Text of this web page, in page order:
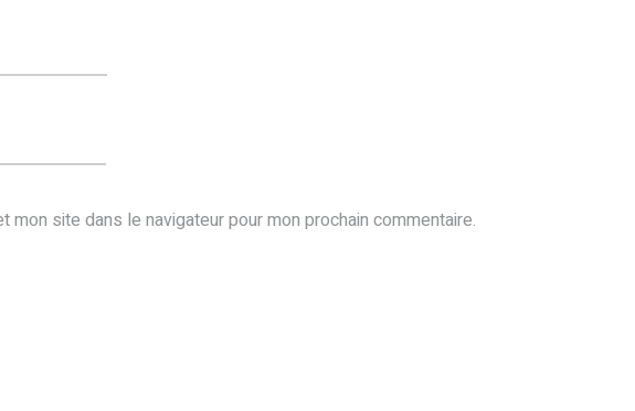
mon site dans le navigateur pour mon prochain commentaire.